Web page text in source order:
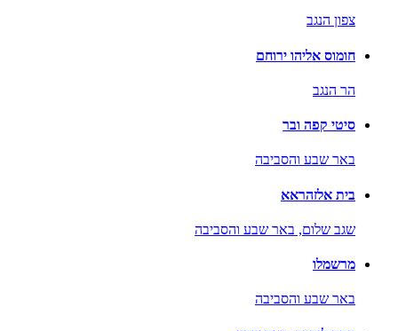
צפון הנגב
חומוס אליהו ירוחם
הר הנגב
סיטי קפה ובר
באר שבע והסביבה
בית אלזהראא
שגב שלום, באר שבע והסביבה
מרשמלו
באר שבע והסביבה